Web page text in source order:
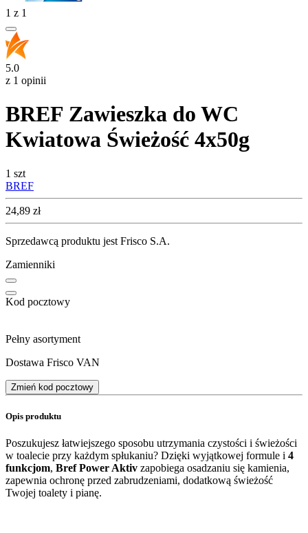
1 z 1
5.0
z 1 opinii
BREF Zawieszka do WC
Kwiatowa Świeżość 4x50g
1 szt
BREF
Cena
24,89 zł
Sprzedawcą produktu jest Frisco S.A.
Zamienniki
Kod pocztowy
Pełny asortyment
Dostawa Frisco VAN
Zmień kod pocztowy
Opis produktu
Poszukujesz łatwiejszego sposobu utrzymania czystości i świeżości
w toalecie przy każdym spłukaniu? Dzięki wyjątkowej formule i 4
funkcjom, Bref Power Aktiv zapobiega osadzaniu się kamienia,
zapewnia ochronę przed zabrudzeniami, dodatkową świeżość
Twojej toalety i pianę.